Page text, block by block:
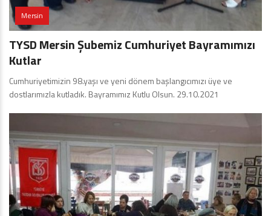
Mersin
TYSD Mersin Şubemiz Cumhuriyet Bayramımızı
Kutlar
Cumhuriyetimizin 98.yaşı ve yeni dönem başlangıcımızı üye ve
dostlarımızla kutladık. Bayramımız Kutlu Olsun. 29.10.2021